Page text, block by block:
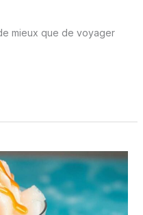
mieux que de voyager